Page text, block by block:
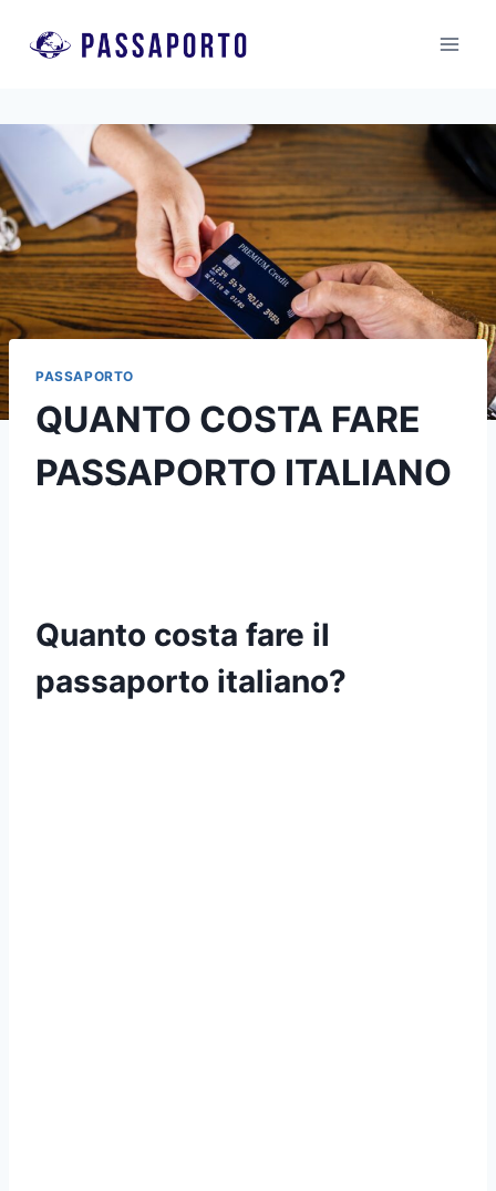
PASSAPORTO
QUANTO COSTA FARE
PASSAPORTO ITALIANO
Quanto costa fare il
passaporto italiano?